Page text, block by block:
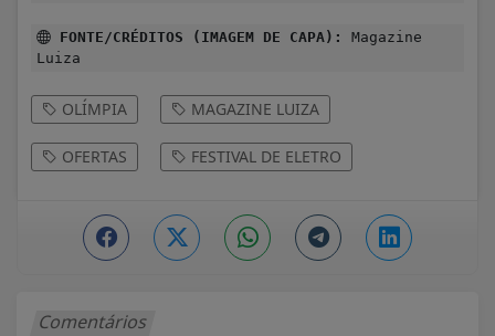
FONTE/CRÉDITOS (IMAGEM DE CAPA):
Magazine
Luiza
OLÍMPIA MAGAZINE LUIZA
OFERTAS FESTIVAL DE ELETRO
Comentários